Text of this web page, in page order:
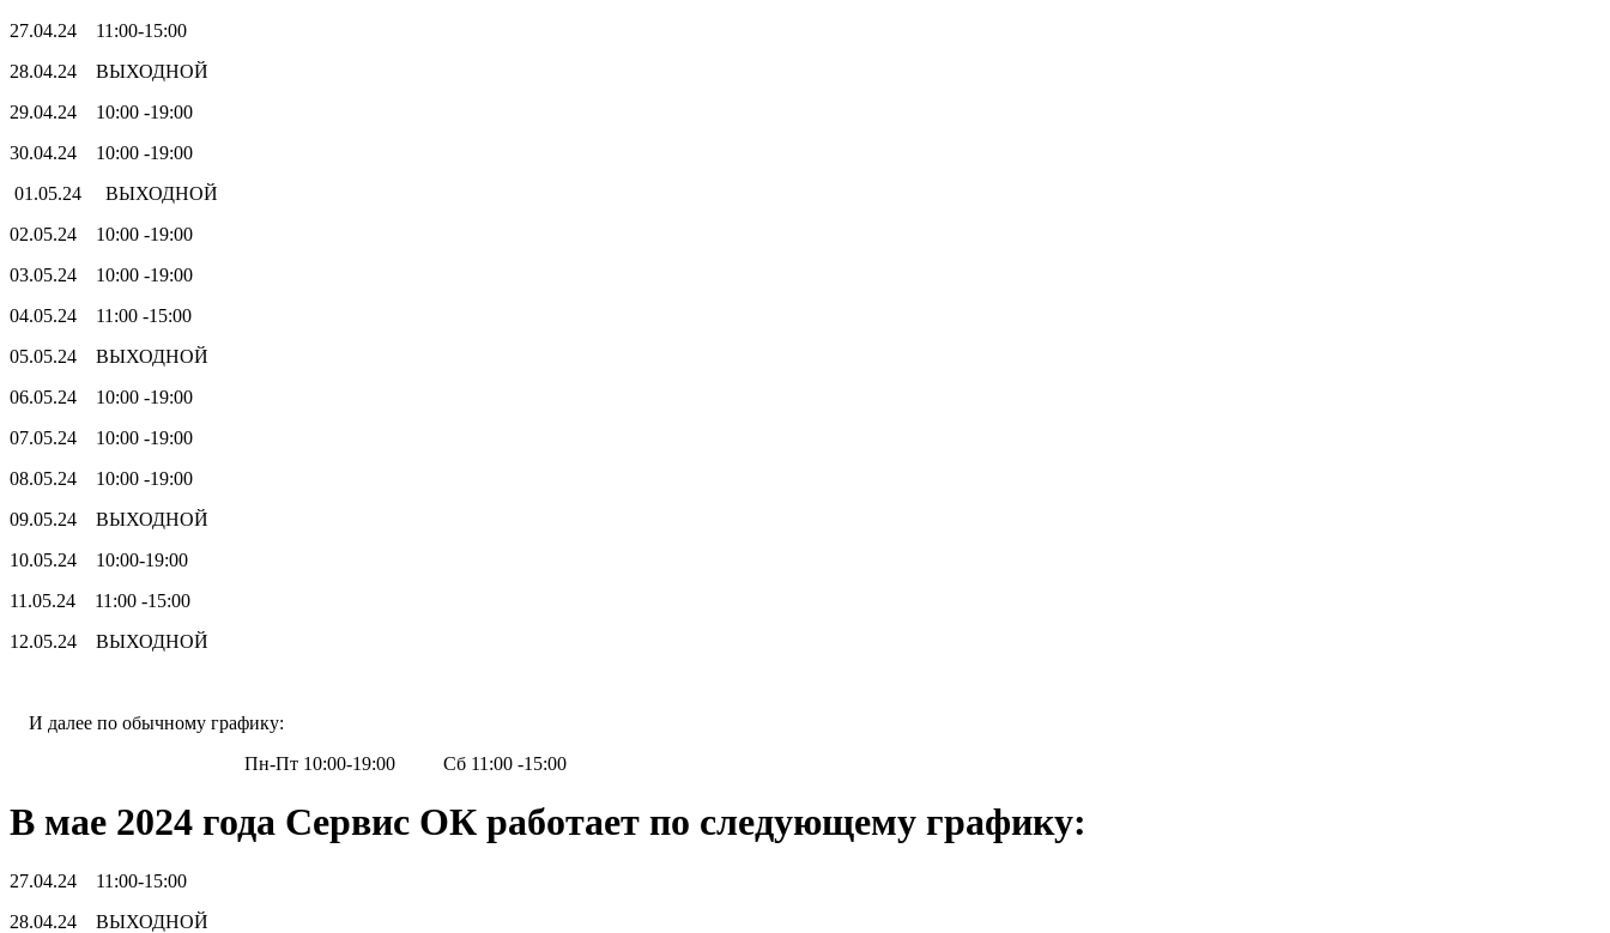
27.04.24 11:00-15:00
28.04.24 ВЫХОДНОЙ
29.04.24 10:00 -19:00
30.04.24 10:00 -19:00
01.05.24 ВЫХОДНОЙ
02.05.24 10:00 -19:00
03.05.24 10:00 -19:00
04.05.24 11:00 -15:00
05.05.24 ВЫХОДНОЙ
06.05.24 10:00 -19:00
07.05.24 10:00 -19:00
08.05.24 10:00 -19:00
09.05.24 ВЫХОДНОЙ
10.05.24 10:00-19:00
11.05.24 11:00 -15:00
12.05.24 ВЫХОДНОЙ
И далее по обычному графику:
Пн-Пт 10:00-19:00 Сб 11:00 -15:00
В мае 2024 года Сервис ОК работает по следующему графику:
27.04.24 11:00-15:00
28.04.24 ВЫХОДНОЙ